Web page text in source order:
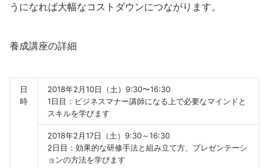
うになれば大幅なコストダウンにつながります。
養成講座の詳細
日
時
2018年2月10日（土）9:30〜16:30
1日目：ビジネスマナー講師になる上で必要なマインドと
スキルを学びます
2018年2月17日（土）9:30～16:30
2日目：効果的な研修手法と組み立て方、プレゼンテーシ
ョンの方法を学びます